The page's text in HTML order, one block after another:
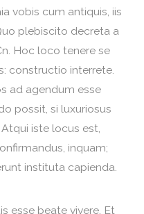
vobis cum antiquis, iis
plebiscito decreta a
Hoc loco tenere se
constructio interrete.
ad agendum esse
possit, si luxuriosus
iste locus est,
inquam;
instituta capienda.
esse beate vivere. Et